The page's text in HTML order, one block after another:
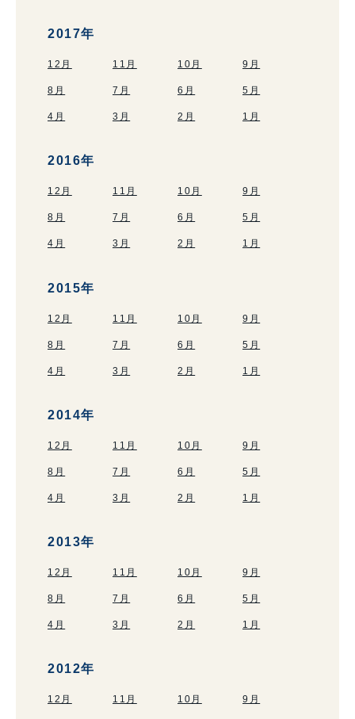
2017年
12月 11月 10月 9月
8月 7月 6月 5月
4月 3月 2月 1月
2016年
12月 11月 10月 9月
8月 7月 6月 5月
4月 3月 2月 1月
2015年
12月 11月 10月 9月
8月 7月 6月 5月
4月 3月 2月 1月
2014年
12月 11月 10月 9月
8月 7月 6月 5月
4月 3月 2月 1月
2013年
12月 11月 10月 9月
8月 7月 6月 5月
4月 3月 2月 1月
2012年
12月 11月 10月 9月